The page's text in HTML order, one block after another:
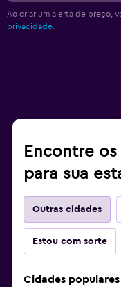
Ao criar um alerta de preço,
privacidade.
Encontre
para sua
Outras cidades
Estou com sorte
Cidades populares